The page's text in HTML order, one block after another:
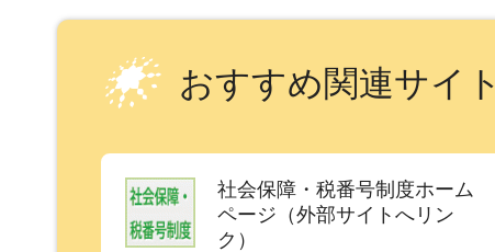
おすすめ関連サイト
社会保障・税番号制度ホーム
ページ（外部サイトへリン
ク）